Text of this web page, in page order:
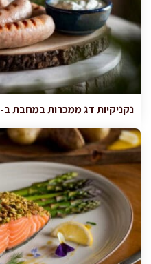
נקניקיות דג ממכרות במחבת ב-25 דקות, בלי מעשנת